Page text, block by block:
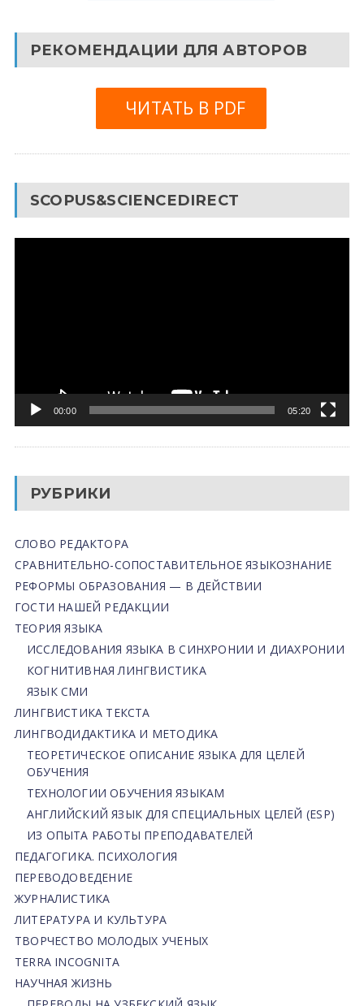
РЕКОМЕНДАЦИИ ДЛЯ АВТОРОВ
ЧИТАТЬ В PDF
SCOPUS&SCIENCEDIRECT
00:00 05:20
РУБРИКИ
СЛОВО РЕДАКТОРА
СРАВНИТЕЛЬНО-СОПОСТАВИТЕЛЬНОЕ ЯЗЫКОЗНАНИЕ
РЕФОРМЫ ОБРАЗОВАНИЯ — В ДЕЙСТВИИ
ГОСТИ НАШЕЙ РЕДАКЦИИ
ТЕОРИЯ ЯЗЫКА
ИССЛЕДОВАНИЯ ЯЗЫКА В СИНХРОНИИ И ДИАХРОНИИ
КОГНИТИВНАЯ ЛИНГВИСТИКА
ЯЗЫК СМИ
ЛИНГВИСТИКА ТЕКСТА
ЛИНГВОДИДАКТИКА И МЕТОДИКА
ТЕОРЕТИЧЕСКОЕ ОПИСАНИЕ ЯЗЫКА ДЛЯ ЦЕЛЕЙ
ОБУЧЕНИЯ
ТЕХНОЛОГИИ ОБУЧЕНИЯ ЯЗЫКАМ
АНГЛИЙСКИЙ ЯЗЫК ДЛЯ СПЕЦИАЛЬНЫХ ЦЕЛЕЙ (ESP)
ИЗ ОПЫТА РАБОТЫ ПРЕПОДАВАТЕЛЕЙ
ПЕДАГОГИКА. ПСИХОЛОГИЯ
ПЕРЕВОДОВЕДЕНИЕ
ЖУРНАЛИСТИКА
ЛИТЕРАТУРА И КУЛЬТУРА
ТВОРЧЕСТВО МОЛОДЫХ УЧЕНЫХ
TERRA INCOGNITA
НАУЧНАЯ ЖИЗНЬ